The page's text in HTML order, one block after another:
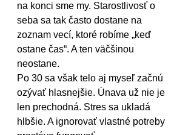
na konci sme my. Starostlivosť o
seba sa tak často dostane na
zoznam vecí, ktoré robíme „keď
ostane čas“. A ten väčšinou
neostane.
Po 30 sa však telo aj myseľ začnú
ozývať hlasnejšie. Únava už nie je
len prechodná. Stres sa ukladá
hlbšie. A ignorovať vlastné potreby